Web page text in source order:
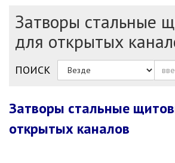
Затворы стальные
для открытых
ПОИСК
Затворы стальные
открытых каналов